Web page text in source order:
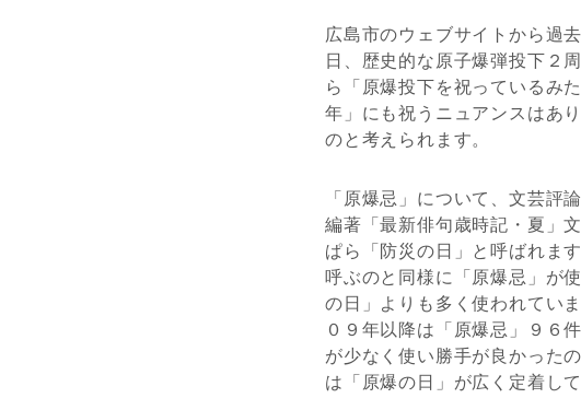
広島市のウェブサイトから過
日、歴史的な原子爆弾投下２
ら「原爆投下を祝っているみ
年」にも祝うニュアンスはあ
のと考えられます。
「原爆忌」について、文芸評
編著「最新俳句歳時記・夏」
ぱら「防災の日」と呼ばれま
呼ぶのと同様に「原爆忌」が
の日」よりも多く使われてい
０９年以降は「原爆忌」９６
が少なく使い勝手が良かった
は「原爆の日」が広く定着し